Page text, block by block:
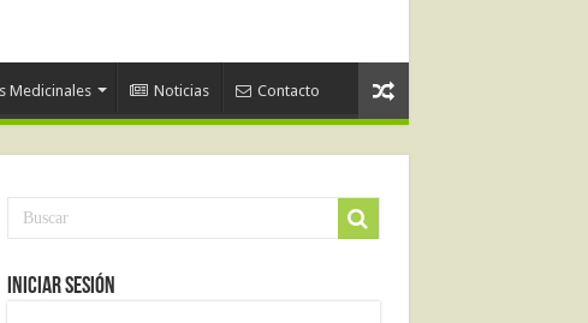
Medicinales Noticias Contacto
Iniciar Sesión